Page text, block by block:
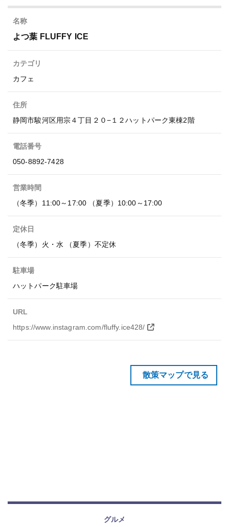
名称
よつ葉 FLUFFY ICE
カテゴリ
カフェ
住所
静岡市駿河区用宗４丁目２０−１２ハットパーク東棟2階
電話番号
050-8892-7428
営業時間
（冬季）11:00～17:00 （夏季）10:00～17:00
定休日
（冬季）火・水 （夏季）不定休
駐車場
ハットパーク駐車場
URL
https://www.instagram.com/fluffy.ice428/
散策マップで見る
グルメ